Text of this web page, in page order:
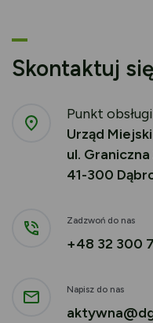
Skontaktuj
Punkt obsługi
Urząd
ul. Graniczna
41-300
Zadzwoń do nas
+48 32 300
Napisz do nas